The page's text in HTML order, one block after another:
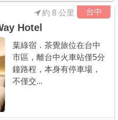
台中
約 8 公里
Hotel
葉綠宿．茶覺旅位在台中
市區，離台中火車站僅5分
鐘路程，本身有停車場，
不僅交...